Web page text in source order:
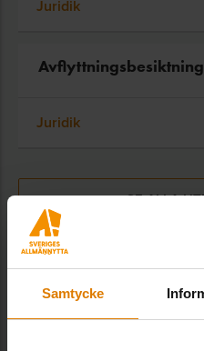
Samtycke
Juridik
Avflyttningsbesiktning
Juridik
SE ALLA
Relaterade